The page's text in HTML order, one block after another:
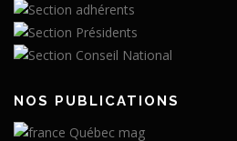
NOS PUBLICATIONS